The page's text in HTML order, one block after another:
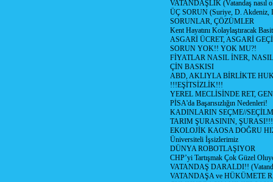
VATANDAŞLIK (Vatandaş nasıl
ÜÇ SORUN (Suriye, D. Akdeniz,
SORUNLAR, ÇÖZÜMLER
Kent Hayatını Kolaylaştıracak
ASGARİ ÜCRET, ASGARİ
SORUN YOK!! YOK MU?!
FİYATLAR NASIL İNER,
ÇİN BASKISI
ABD, AKLIYLA BİRLİKTE
!!!EŞİTSİZLİK!!!
YEREL MECLİSİNDE RET,
PİSA'da Başarısızlığın Nedenleri!
KADINLARIN SEÇME//
TARIM ŞURASININ, ŞURASI!!!
EKOLOJİK KAOSA DOĞRU
Üniversiteli İşsizlerimiz
DÜNYA ROBOTLAŞIYOR
CHP’yi Tartışmak Çok Güzel
VATANDAŞ DARALDI!!
VATANDAŞA ve HÜKÜMETE